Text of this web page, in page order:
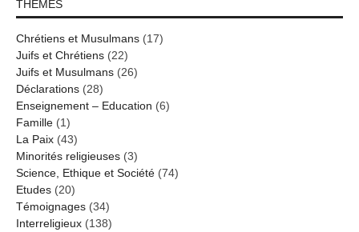
THÈMES
Chrétiens et Musulmans (17)
Juifs et Chrétiens (22)
Juifs et Musulmans (26)
Déclarations (28)
Enseignement – Education (6)
Famille (1)
La Paix (43)
Minorités religieuses (3)
Science, Ethique et Société (74)
Etudes (20)
Témoignages (34)
Interreligieux (138)